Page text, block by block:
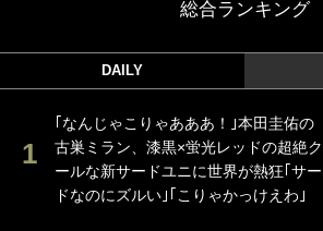
総合ランキング
DAILY
｢なんじゃこりゃあああ！｣本田圭佑の
古巣ミラン、漆黒×蛍光レッドの超絶ク
ールな新サードユニに世界が熱狂｢サー
ドなのにズルい｣｢こりゃかっけえわ｣